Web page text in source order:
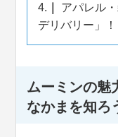
4.
アパレル
デリバリー」！
ムーミンの魅
なかまを知ろ